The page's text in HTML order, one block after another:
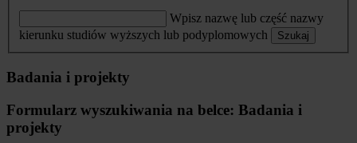
Wpisz nazwę lub część nazwy
kierunku studiów wyższych lub podyplomowych
Szukaj
Badania i projekty
Formularz wyszukiwania na belce: Badania i
projekty